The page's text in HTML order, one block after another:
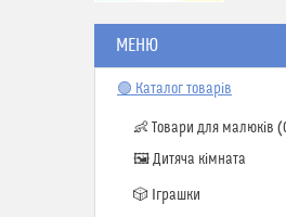
🟢 Каталог товарів
👶 Товари для малюків
🖼️ Дитяча кімната
🎲 Іграшки